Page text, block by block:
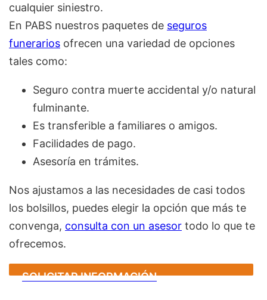
cualquier siniestro.
En PABS nuestros paquetes de seguros
funerarios ofrecen una variedad de opciones
tales como:
Seguro contra muerte accidental y/o natural
fulminante.
Es transferible a familiares o amigos.
Facilidades de pago.
Asesoría en trámites.
Nos ajustamos a las necesidades de casi todos
los bolsillos, puedes elegir la opción que más te
convenga, consulta con un asesor todo lo que te
ofrecemos.
SOLICITAR INFORMACIÓN